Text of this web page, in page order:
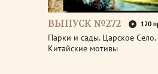
ВЫПУСК №272 120
Парки и сады. Царское Село.
Китайские мотивы